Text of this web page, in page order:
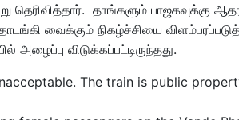
தெரிவித்தார். தாங்களும் பாஜகவுக்கு
வைக்கும் நிகழ்ச்சியை
அழைப்பு விடுக்கப்பட்டிருந்தது.
The train is public